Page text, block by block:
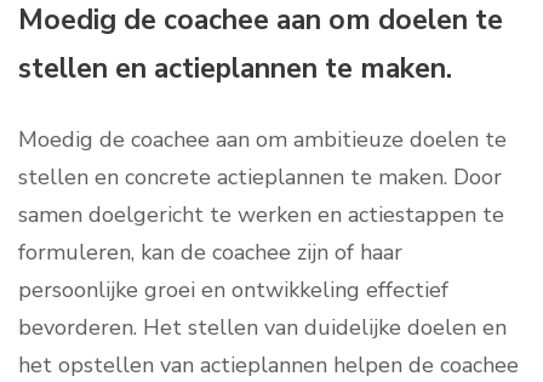
Moedig de coachee aan om doelen te
stellen en actieplannen te maken.
Moedig de coachee aan om ambitieuze doelen te
stellen en concrete actieplannen te maken. Door
samen doelgericht te werken en actiestappen te
formuleren, kan de coachee zijn of haar
persoonlijke groei en ontwikkeling effectief
bevorderen. Het stellen van duidelijke doelen en
het opstellen van actieplannen helpen de coachee